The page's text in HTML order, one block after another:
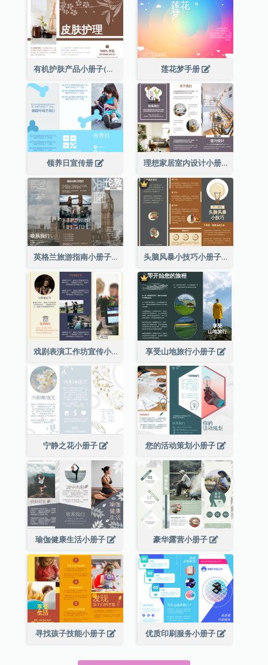
有机护肤产品小册子(附详细信息) 莲花梦手册
领养日宣传册 理想家居室内设计小册子
英格兰旅游指南小册子 头脑风暴小技巧小册子
戏剧表演工作坊宣传小册子 享受山地旅行小册子
宁静之花小册子 您的活动策划小册子
瑜伽健康生活小册子 豪华露营小册子
寻找孩子技能小册子 优质印刷服务小册子